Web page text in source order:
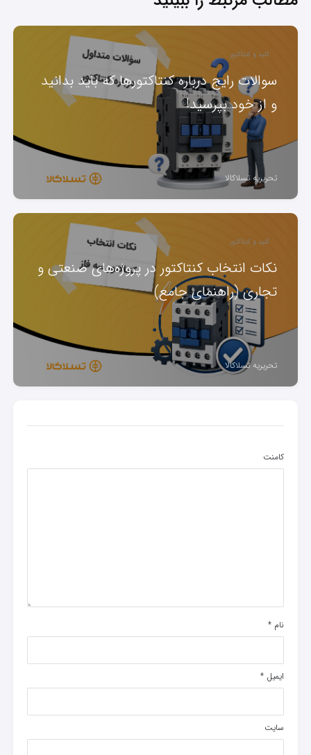
کلید و کنتاکتور
سوالات رایج درباره کنتاکتورها که باید بدانید
و از خود بپرسید!
تحریریه تسلاکالا
کلید و کنتاکتور
نکات انتخاب کنتاکتور در پروژه‌های صنعتی و
تجاری (راهنمای جامع)
تحریریه تسلاکالا
کامنت
نام *
ایمیل *
سایت